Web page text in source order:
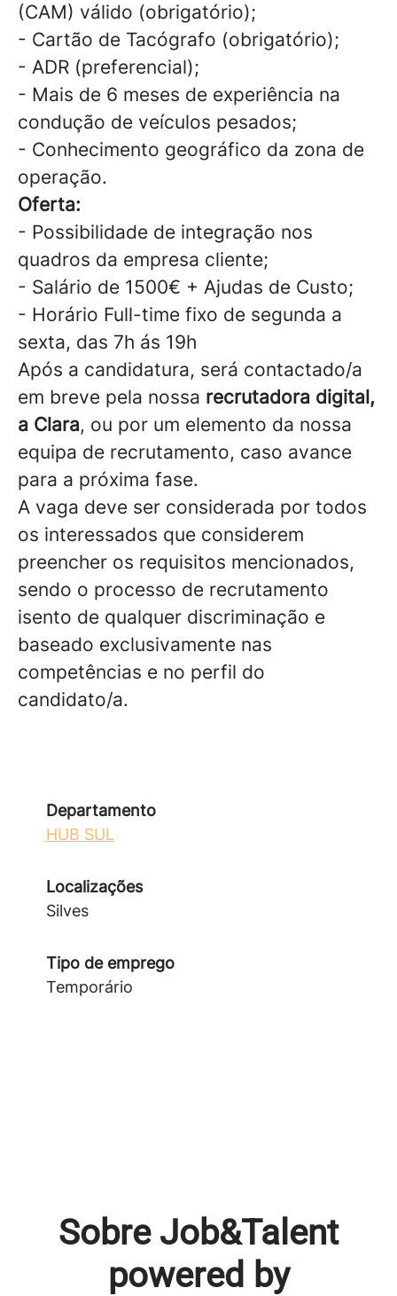
(CAM) válido (obrigatório);
- Cartão de Tacógrafo (obrigatório);
- ADR (preferencial);
- Mais de 6 meses de experiência na
condução de veículos pesados;
- Conhecimento geográfico da zona de
operação.
Oferta:
- Possibilidade de integração nos
quadros da empresa cliente;
- Salário de 1500€ + Ajudas de Custo;
- Horário Full-time fixo de segunda a
sexta, das 7h ás 19h
Após a candidatura, será contactado/a
em breve pela nossa recrutadora digital,
a Clara, ou por um elemento da nossa
equipa de recrutamento, caso avance
para a próxima fase.
A vaga deve ser considerada por todos
os interessados que considerem
preencher os requisitos mencionados,
sendo o processo de recrutamento
isento de qualquer discriminação e
baseado exclusivamente nas
competências e no perfil do
candidato/a.
Departamento
HUB SUL
Localizações
Silves
Tipo de emprego
Temporário
Sobre Job&Talent
powered by